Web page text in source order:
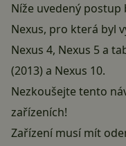
Níže uvedený
Nexus, pro která byl
Nexus 4, Nexus 5 a
(2013) a Nexus 10.
Nezkoušejte tento
zařízeních!
Zařízení musí mít